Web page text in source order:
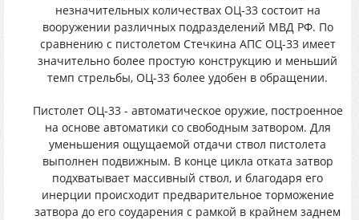
незначительных количествах ОЦ-33 состоит на
вооружении различных подразделений МВД РФ. По
сравнению с пистолетом Стечкина АПС ОЦ-33 имеет
значительно более простую конструкцию и меньший
темп стрельбы, ОЦ-33 более удобен в обращении.
Пистолет ОЦ-33 - автоматическое оружие, построенное
на основе автоматики со свободным затвором. Для
уменьшения ощущаемой отдачи ствол пистолета
выполнен подвижным. В конце цикла отката затвор
подхватывает массивный ствол, и благодаря его
инерции происходит предварительное торможение
затвора до его соударения с рамкой в крайнем заднем